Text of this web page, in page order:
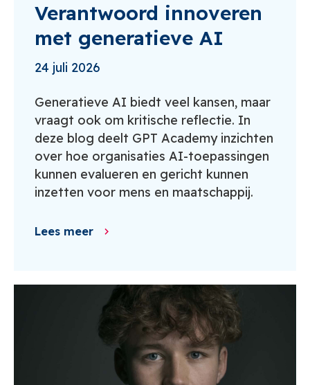
Verantwoord innoveren
met generatieve AI
24 juli 2026
Generatieve AI biedt veel kansen, maar
vraagt ook om kritische reflectie. In
deze blog deelt GPT Academy inzichten
over hoe organisaties AI-toepassingen
kunnen evalueren en gericht kunnen
inzetten voor mens en maatschappij.
Lees meer